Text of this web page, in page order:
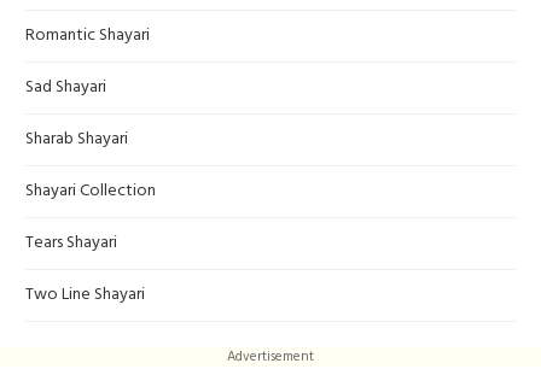
Romantic Shayari
Sad Shayari
Sharab Shayari
Shayari Collection
Tears Shayari
Two Line Shayari
Advertisement